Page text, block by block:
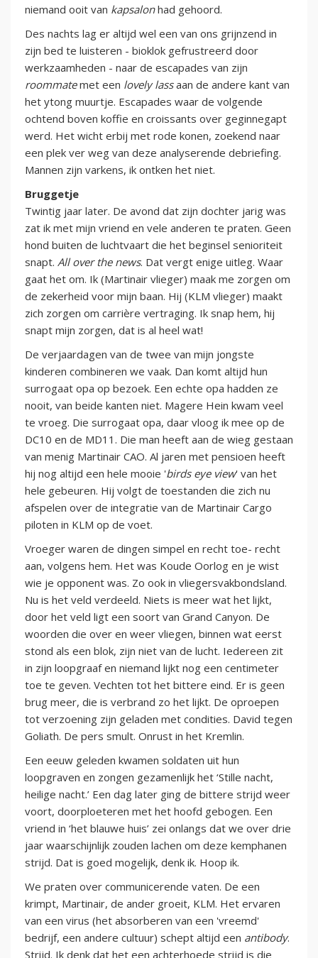
niemand ooit van kapsalonhad gehoord.
Des nachts lag er altijd wel een van ons grijnzend in
zijn bed te luisteren - bioklok gefrustreerd door
werkzaamheden - naar de escapades van zijn
roommatemet een lovely lassaan de andere kant van
het ytong muurtje. Escapades waar de volgende
ochtend boven koffie en croissants over geginnegapt
werd. Het wicht erbij met rode konen, zoekend naar
een plek ver weg van deze analyserende debriefing.
Mannen zijn varkens, ik ontken het niet.
Bruggetje
Twintig jaar later. De avond dat zijn dochter jarig was
zat ik met mijn vriend en vele anderen te praten. Geen
hond buiten de luchtvaart die het beginsel senioriteit
snapt. All over the news. Dat vergt enige uitleg. Waar
gaat het om. Ik (Martinair vlieger) maak me zorgen om
de zekerheid voor mijn baan. Hij (KLM vlieger) maakt
zich zorgen om carrière vertraging. Ik snap hem, hij
snapt mijn zorgen, dat is al heel wat!
De verjaardagen van de twee van mijn jongste
kinderen combineren we vaak. Dan komt altijd hun
surrogaat opa op bezoek. Een echte opa hadden ze
nooit, van beide kanten niet. Magere Hein kwam veel
te vroeg. Die surrogaat opa, daar vloog ik mee op de
DC10 en de MD11. Die man heeft aan de wieg gestaan
van menig Martinair CAO. Al jaren met pensioen heeft
hij nog altijd een hele mooie 'birds eye view' van het
hele gebeuren. Hij volgt de toestanden die zich nu
afspelen over de integratie van de Martinair Cargo
piloten in KLM op de voet.
Vroeger waren de dingen simpel en recht toe- recht
aan, volgens hem. Het was Koude Oorlog en je wist
wie je opponent was. Zo ook in vliegersvakbondsland.
Nu is het veld verdeeld. Niets is meer wat het lijkt,
door het veld ligt een soort van Grand Canyon. De
woorden die over en weer vliegen, binnen wat eerst
stond als een blok, zijn niet van de lucht. Iedereen zit
in zijn loopgraaf en niemand lijkt nog een centimeter
toe te geven. Vechten tot het bittere eind. Er is geen
brug meer, die is verbrand zo het lijkt. De oproepen
tot verzoening zijn geladen met condities. David tegen
Goliath. De pers smult. Onrust in het Kremlin.
Een eeuw geleden kwamen soldaten uit hun
loopgraven en zongen gezamenlijk het ‘Stille nacht,
heilige nacht.’ Een dag later ging de bittere strijd weer
voort, doorploeteren met het hoofd gebogen. Een
vriend in ‘het blauwe huis’ zei onlangs dat we over drie
jaar waarschijnlijk zouden lachen om deze kemphanen
strijd. Dat is goed mogelijk, denk ik. Hoop ik.
We praten over communicerende vaten. De een
krimpt, Martinair, de ander groeit, KLM. Het ervaren
van een virus (het absorberen van een 'vreemd'
bedrijf, een andere cultuur) schept altijd een antibody.
Strijd. Ik denk dat het een achterhoede strijd is die